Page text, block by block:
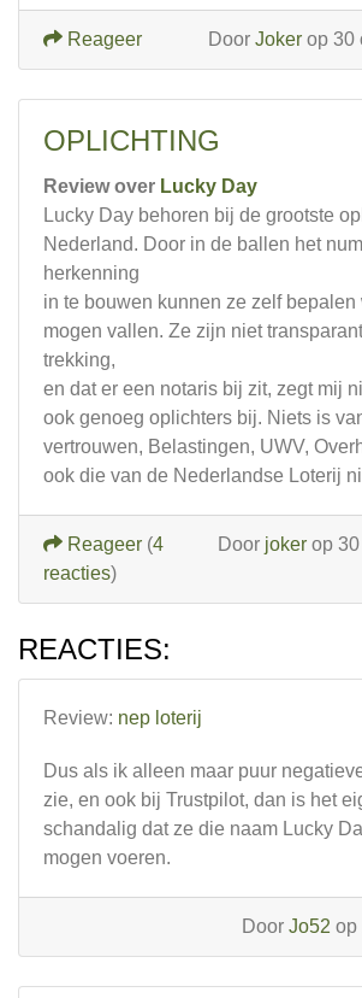
Door Joker op 30
Reageer
OPLICHTING
Review over Lucky Day
Lucky Day behoren bij de grootste
Nederland. Door in de ballen het
herkenning
in te bouwen kunnen ze zelf
mogen vallen. Ze zijn niet
trekking,
en dat er een notaris bij zit, zegt mij
ook genoeg oplichters bij. Niets is
vertrouwen, Belastingen, UWV,
ook die van de Nederlandse Loterij
Door joker op
Reageer (4
reacties)
REACTIES:
Review: nep loterij
Dus als ik alleen maar puur
zie, en ook bij Trustpilot, dan is het
schandalig dat ze die naam Lucky
mogen voeren.
Door Jo52 op